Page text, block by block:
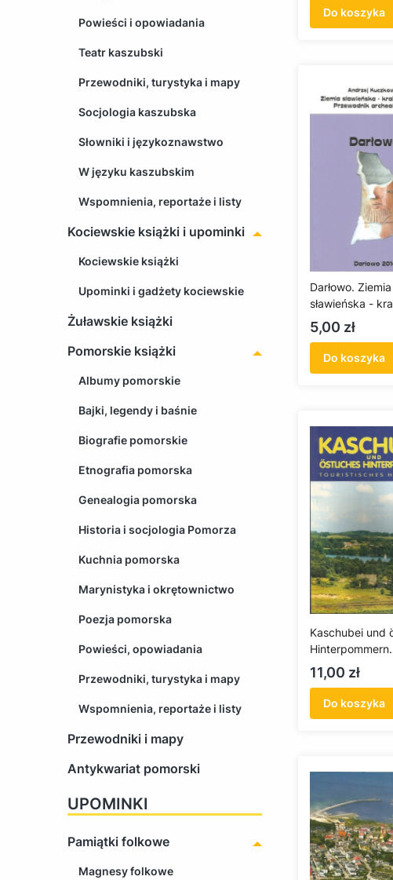
Powieści i opowiadania
Teatr kaszubski
Przewodniki, turystyka i mapy
Socjologia kaszubska
Słowniki i językoznawstwo
W języku kaszubskim
Wspomnienia, reportaże i listy
Kociewskie książki i upominki
Kociewskie książki
Upominki i gadżety kociewskie
Żuławskie książki
Pomorskie książki
Albumy pomorskie
Bajki, legendy i baśnie
Biografie pomorskie
Etnografia pomorska
Genealogia pomorska
Historia i socjologia Pomorza
Kuchnia pomorska
Marynistyka i okrętownictwo
Poezja pomorska
Powieści, opowiadania
Przewodniki, turystyka i mapy
Wspomnienia, reportaże i listy
Przewodniki i mapy
Antykwariat pomorski
UPOMINKI
Pamiątki folkowe
Magnesy folkowe
Do koszyka
Darłowo. Ziemia
sławieńska -
skarbów
Cena
5,00 zł
Do koszyka
Kaschubei und
Hinterpommern
(antykwariat)
Cena
11,00 zł
Do koszyka